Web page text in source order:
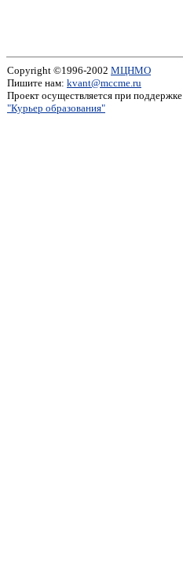
Copyright ©1996-2002 МЦНМО
Пишите нам: kvant@mccme.ru
Проект осуществляется при поддержке
"Курьер образования"